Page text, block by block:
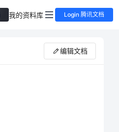
我的资料库 Login 腾讯文档
编辑文档